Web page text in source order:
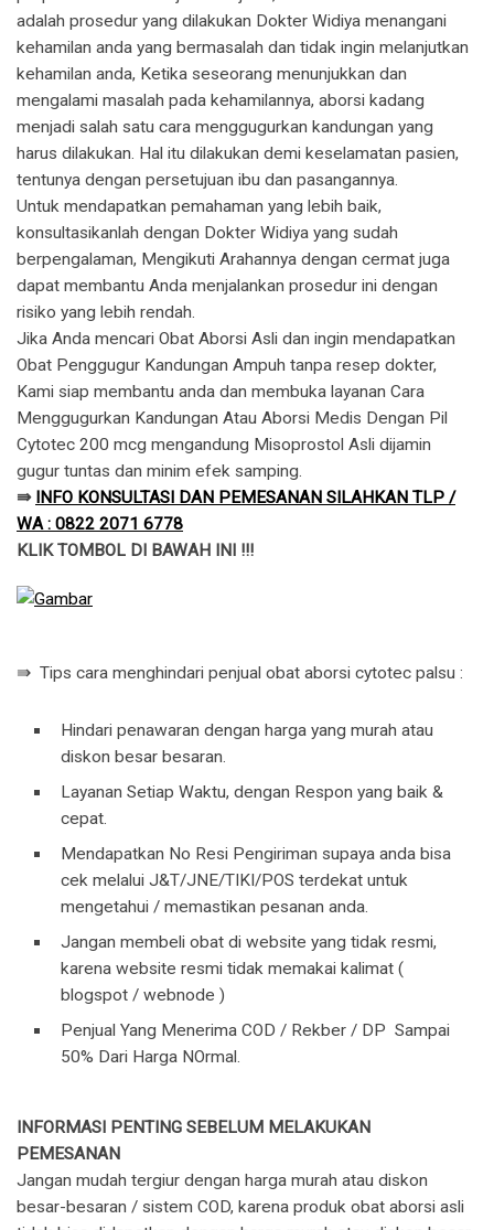
adalah prosedur yang dilakukan Dokter Widiya menangani
kehamilan anda yang bermasalah dan tidak ingin melanjutkan
kehamilan anda, Ketika seseorang menunjukkan dan
mengalami masalah pada kehamilannya, aborsi kadang
menjadi salah satu cara menggugurkan kandungan yang
harus dilakukan. Hal itu dilakukan demi keselamatan pasien,
tentunya dengan persetujuan ibu dan pasangannya.
Untuk mendapatkan pemahaman yang lebih baik,
konsultasikanlah dengan Dokter Widiya yang sudah
berpengalaman, Mengikuti Arahannya dengan cermat juga
dapat membantu Anda menjalankan prosedur ini dengan
risiko yang lebih rendah.
Jika Anda mencari Obat Aborsi Asli dan ingin mendapatkan
Obat Penggugur Kandungan Ampuh tanpa resep dokter,
Kami siap membantu anda dan membuka layanan Cara
Menggugurkan Kandungan Atau Aborsi Medis Dengan Pil
Cytotec 200 mcg mengandung Misoprostol Asli dijamin
gugur tuntas dan minim efek samping.
⇛ INFO KONSULTASI DAN PEMESANAN SILAHKAN TLP /
WA : 0822 2071 6778
KLIK TOMBOL DI BAWAH INI !!!
⇛ Tips cara menghindari penjual obat aborsi cytotec palsu :
Hindari penawaran dengan harga yang murah atau
diskon besar besaran.
Layanan Setiap Waktu, dengan Respon yang baik &
cepat.
Mendapatkan No Resi Pengiriman supaya anda bisa
cek melalui J&T/JNE/TIKI/POS terdekat untuk
mengetahui / memastikan pesanan anda.
Jangan membeli obat di website yang tidak resmi,
karena website resmi tidak memakai kalimat (
blogspot / webnode )
Penjual Yang Menerima COD / Rekber / DP Sampai
50% Dari Harga NOrmal.
INFORMASI PENTING SEBELUM MELAKUKAN
PEMESANAN
Jangan mudah tergiur dengan harga murah atau diskon
besar-besaran / sistem COD, karena produk obat aborsi asli